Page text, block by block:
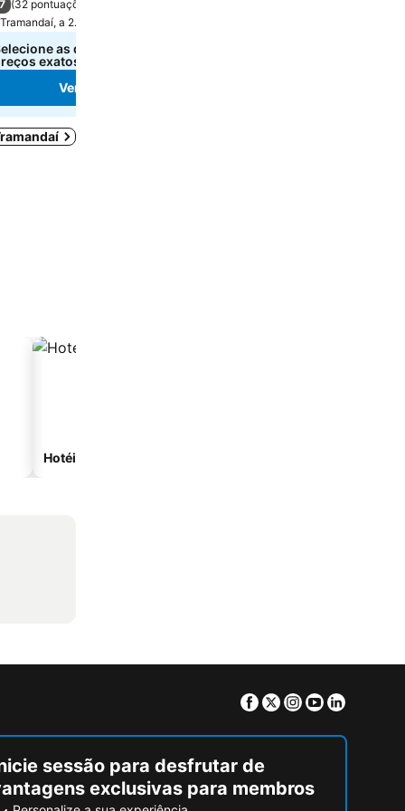
(32 pontuações
Tramandaí, a 2.9 km de Centro da cidade
as datas para ver os
exatos.
Ver preços
Hotéis na praia
Facebook
TwitterInstagram
Youtube
sessão para desfrutar de
exclusivas para membros